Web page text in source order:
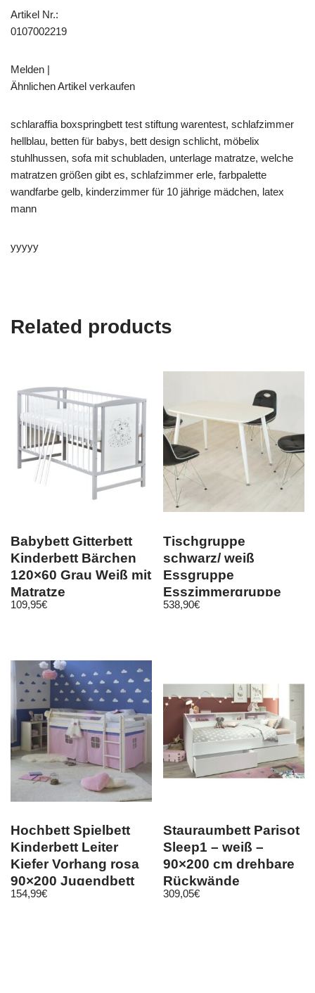
Artikel Nr.:
0107002219
Melden |
Ähnlichen Artikel verkaufen
schlaraffia boxspringbett test stiftung warentest, schlafzimmer
hellblau, betten für babys, bett design schlicht, möbelix
stuhlhussen, sofa mit schubladen, unterlage matratze, welche
matratzen größen gibt es, schlafzimmer erle, farbpalette
wandfarbe gelb, kinderzimmer für 10 jährige mädchen, latex
mann
yyyyy
Related products
Babybett Gitterbett
Kinderbett Bärchen
120×60 Grau Weiß mit
Matratze
109,95€
Tischgruppe
schwarz/ weiß
Essgruppe
Esszimmergruppe
Schalenstuhl modern
538,90€
Hochbett Spielbett
Kinderbett Leiter
Kiefer Vorhang rosa
90×200 Jugendbett
1535
154,99€
Stauraumbett Parisot
Sleep1 – weiß –
90×200 cm drehbare
Rückwände
309,05€